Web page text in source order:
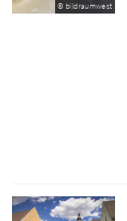
© bildraumwest